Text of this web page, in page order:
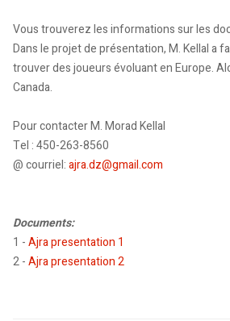
Vous trouverez les informations sur les
Dans le projet de présentation, M. Kellal a
trouver des joueurs évoluant en Europe.
Canada.
Pour contacter M. Morad Kellal
Tel : 450-263-8560
@ courriel:ajra.dz@gmail.com
Documents:
1 -Ajra presentation 1
2 -Ajra presentation 2